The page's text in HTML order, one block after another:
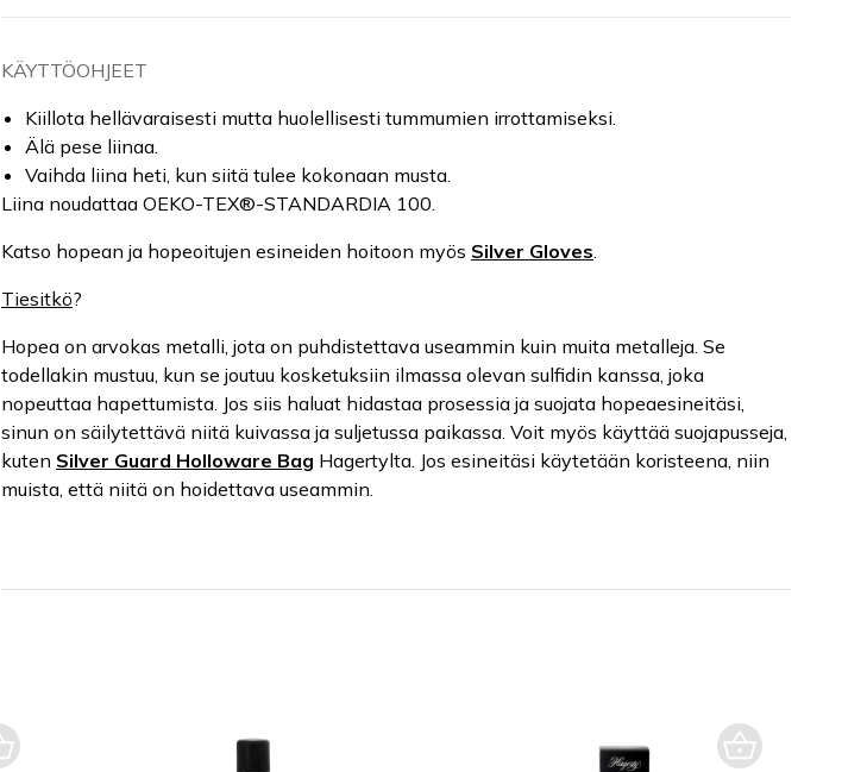
KÄYTTÖOHJEET
Kiillota hellävaraisesti mutta huolellisesti tummumien irrottamiseksi.
Älä pese liinaa.
Vaihda liina heti, kun siitä tulee kokonaan musta.
Liina noudattaa OEKO-TEX®-STANDARDIA 100.
Katso hopean ja hopeoitujen esineiden hoitoon myös Silver Gloves.
Tiesitkö?
Hopea on arvokas metalli, jota on puhdistettava useammin kuin muita metalleja. Se
todellakin mustuu, kun se joutuu kosketuksiin ilmassa olevan sulfidin kanssa, joka
nopeuttaa hapettumista. Jos siis haluat hidastaa prosessia ja suojata hopeaesineitäsi,
sinun on säilytettävä niitä kuivassa ja suljetussa paikassa. Voit myös käyttää suojapusseja,
kuten Silver Guard Holloware Bag Hagertylta. Jos esineitäsi käytetään koristeena, niin
muista, että niitä on hoidettava useammin.